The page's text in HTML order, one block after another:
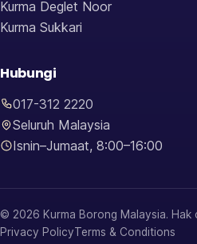
Kurma Deglet Noor
Kurma Sukkari
Hubungi
017-312 2220
Seluruh Malaysia
Isnin–Jumaat, 8:00–16:00
© 2026 Kurma Borong Malaysia. Hak
Privacy PolicyTerms & Conditions